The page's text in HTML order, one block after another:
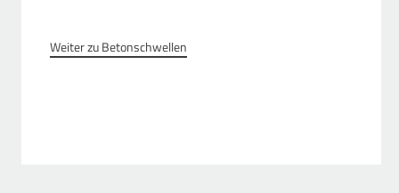
Weiter zu Betonschwellen